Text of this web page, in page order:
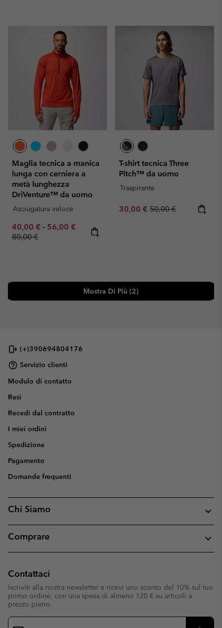
Maglia tecnica a manica
lunga con cerniera a
metà lunghezza
DriVenture™ da uomo
Asciugatura veloce
Minimum sale price:
40,00 € - Maximum sale price:
56,00 € Regular price:
80,00 €
T-shirt tecnica Three
Pitch™ da uomo
Traspirante
Sale price:
30,00 € Regular price:
50,00 €
Mostra Di Più (2)
(+)390694804176
Servizio clienti
Modulo di contatto
Resi
Recedi dal contratto
I miei ordini
Spedizione
Pagamento
Domande frequenti
Chi Siamo
Comprare
Contattaci
Iscriviti alla nostra newsletter e ricevi uno sconto del 10% sul tuo
primo ordine, con una spesa di almeno 120 € su articoli a
prezzo pieno.
Iscrizione